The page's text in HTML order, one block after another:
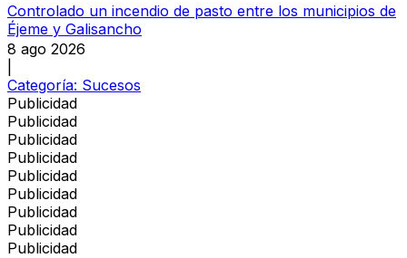
Controlado un incendio de pasto entre los municipios de
Éjeme y Galisancho
8 ago 2026
Categoría: Sucesos
Publicidad
Publicidad
Publicidad
Publicidad
Publicidad
Publicidad
Publicidad
Publicidad
Publicidad